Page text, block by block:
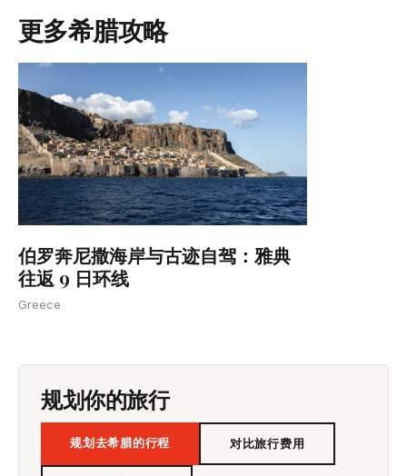
更多希腊攻略
伯罗奔尼撒海岸与古迹自驾：雅典
往返 9 日环线
Greece
规划你的旅行
规划去希腊的行程 对比旅行费用